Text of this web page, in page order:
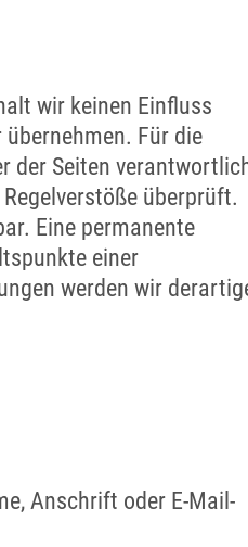
wir keinen Einfluss
Für die
der Seiten
überprüft.
Eine permanente
einer
werden wir
Anschrift oder E-Mail-